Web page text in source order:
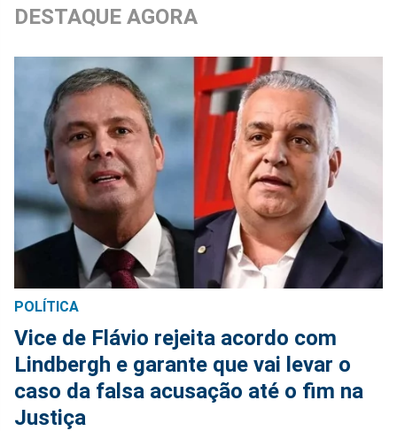
DESTAQUE AGORA
POLÍTICA
Vice de Flávio rejeita acordo com
Lindbergh e garante que vai levar o
caso da falsa acusação até o fim na
Justiça